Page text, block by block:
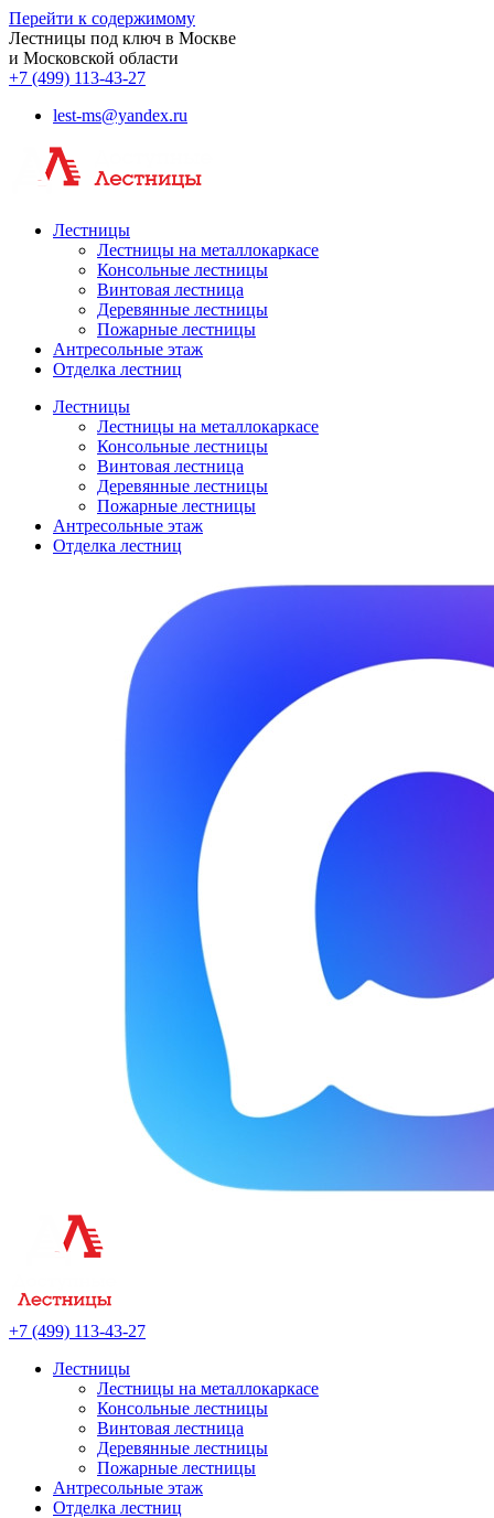
Перейти к содержимому
Лестницы под ключ в Москве
и Московской области
+7 (499) 113-43-27
lest-ms@yandex.ru
Лестницы
Лестницы на металлокаркасе
Консольные лестницы
Винтовая лестница
Деревянные лестницы
Пожарные лестницы
Антресольные этаж
Отделка лестниц
Лестницы
Лестницы на металлокаркасе
Консольные лестницы
Винтовая лестница
Деревянные лестницы
Пожарные лестницы
Антресольные этаж
Отделка лестниц
+7 (499) 113-43-27
Лестницы
Лестницы на металлокаркасе
Консольные лестницы
Винтовая лестница
Деревянные лестницы
Пожарные лестницы
Антресольные этаж
Отделка лестниц